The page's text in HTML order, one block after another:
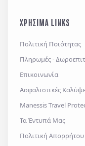
ΧΡΗΣΙΜΑ LINKS
Πολιτική Ποιότητας
Πληρωμές -
Επικοινωνία
Ασφαλιστικές
Manessis Travel
Τα Έντυπά Μας
Πολιτική Απορρήτου